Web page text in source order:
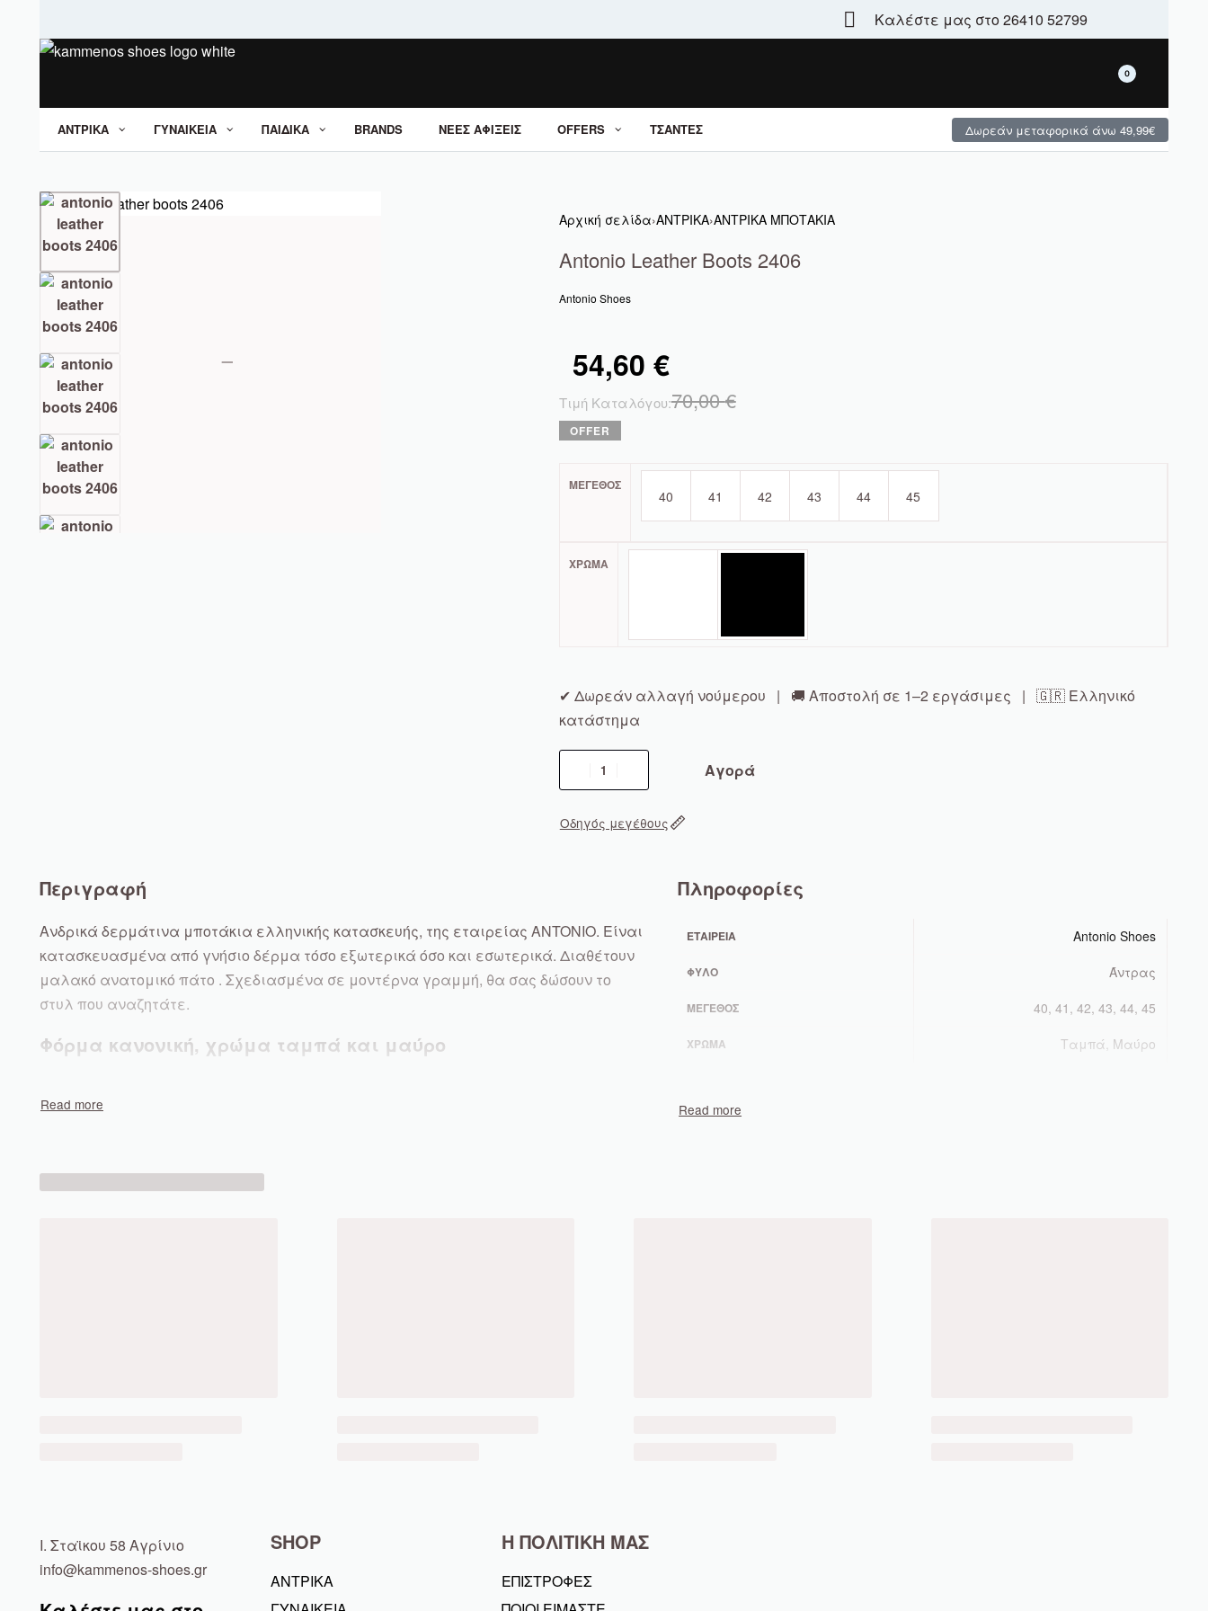
Τεράστια γκάμα - μεγάλες χειμερινές προσφορές
Καλέστε μας στο 26410 52799
0
ΑΝΤΡΙΚΑ ΓΥΝΑΙΚΕΙΑ ΠΑΙΔΙΚΑ BRANDS ΝΕΕΣ ΑΦΙΞΕΙΣ OFFERS ΤΣΑΝΤΕΣ Δωρεάν μεταφορικά άνω 49,99€
Αρχική σελίδα›ΑΝΤΡΙΚΑ›ΑΝΤΡΙΚΑ ΜΠΟΤΑΚΙΑ
Antonio Leather Boots 2406
Antonio Shoes
70,00€
54,60 €
ΜΈΓΕΘΟΣ
40 41 42 43 44 45
ΧΡΏΜΑ
✔ Δωρεάν αλλαγή νούμερου | 🚚 Αποστολή σε 1–2 εργάσιμες | 🇬🇷 Ελληνικό
κατάστημα
Αγορά
Οδηγός μεγέθους
Περιγραφή
Ανδρικά δερμάτινα μποτάκια ελληνικής κατασκευής, της εταιρείας ANTONIO. Είναι
κατασκευασμένα από γνήσιο δέρμα τόσο εξωτερικά όσο και εσωτερικά. Διαθέτουν
μαλακό ανατομικό πάτο . Σχεδιασμένα σε μοντέρνα γραμμή, θα σας δώσουν το
στυλ που αναζητάτε.
Φόρμα κανονική, χρώμα ταμπά και μαύρο
Πληροφορίες
ΕΤΑΙΡΕΊΑ Antonio Shoes
ΦΎΛΟ Άντρας
ΜΈΓΕΘΟΣ 40, 41, 42, 43, 44, 45
ΧΡΏΜΑ Ταμπά, Μαύρο
Ι. Σταϊκου 58 Αγρίνιο
info@kammenos-shoes.gr
SHOP
ΑΝΤΡΙΚΑ
Η ΠΟΛΙΤΙΚΗ ΜΑΣ
ΕΠΙΣΤΡΟΦΕΣ